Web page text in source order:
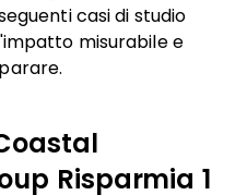
casi di studio
misurabile e
Risparmia 1